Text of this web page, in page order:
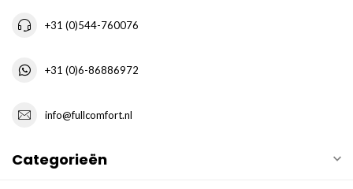
+31 (0)544-760076
+31 (0)6-86886972
info@fullcomfort.nl
Categorieën